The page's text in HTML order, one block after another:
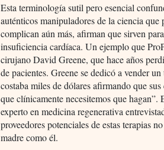
Esta terminología sutil pero esencial
auténticos manipuladores de la ciencia
complican aún más, afirman que sirven
insuficiencia cardíaca. Un ejemplo que
cirujano David Greene, que hace años
de pacientes. Greene se dedicó a vender
costaba miles de dólares afirmando que
que clínicamente necesitemos que
experto en medicina regenerativa
proveedores potenciales de estas terapias
madre como él.